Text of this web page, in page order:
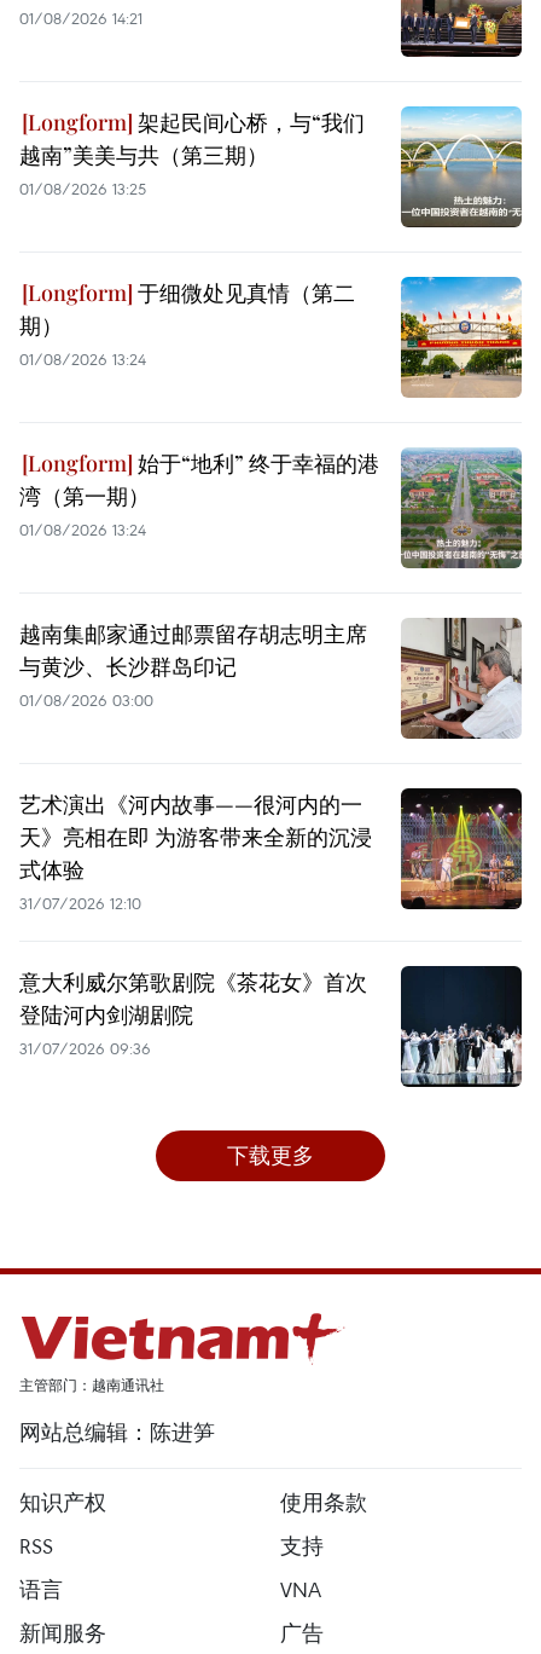
01/08/2026 14:21
架起民间心桥，与“我们
越南”美美与共（第三期）
01/08/2026 13:25
于细微处见真情（第二
期）
01/08/2026 13:24
始于“地利” 终于幸福的港
湾（第一期）
01/08/2026 13:24
越南集邮家通过邮票留存胡志明主席
与黄沙、长沙群岛印记
01/08/2026 03:00
艺术演出《河内故事——很河内的一
天》亮相在即 为游客带来全新的沉浸
式体验
31/07/2026 12:10
意大利威尔第歌剧院《茶花女》首次
登陆河内剑湖剧院
31/07/2026 09:36
下载更多
主管部门：越南通讯社
网站总编辑：陈进笋
知识产权
使用条款
RSS
支持
语言
VNA
新闻服务
广告